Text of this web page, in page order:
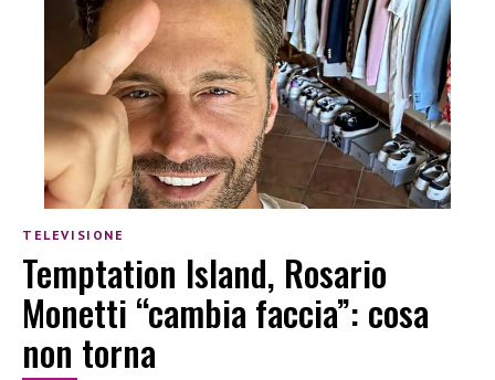
TELEVISIONE
Temptation Island, Rosario
Monetti “cambia faccia”: cosa
non torna